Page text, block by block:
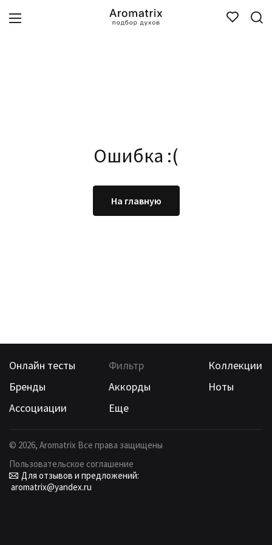
Ошибка :(
На главную
Онлайн тесты Фильтр
Коллекции
Бренды
Аккорды
Ноты
Ассоциации
Еще
© 2026, Aromatrix Все права защищены
Пользовательское соглашение
Для отзывов и предложений:
aromatrix@yandex.ru